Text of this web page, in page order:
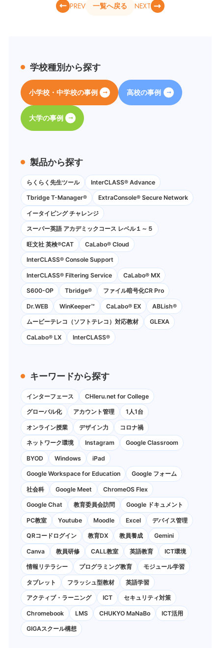
PREV 一覧へ戻る NEXT
学校種別から探す
小学校・中学校の事例 高校の事例
大学の事例
製品から探す
らくらく先生ツール InterCLASS® Advance
Tbridge T-Manager® ExtraConsole® Secure Network
イータイピング チャレンジ
スーパー英語 アカデミックコース レベル１～５
旺文社 英検®CAT CaLabo®︎ Cloud
InterCLASS®︎ Console Support
InterCLASS®︎ Filtering Service CaLabo® MX
S600-OP Tbridge® ファイル暗号化CR Pro
Dr.WEB WinKeeper™ CaLabo® EX ABLish®
ムービーテレコ（ソフトテレコ）対応教材 GLEXA
CaLabo® LX InterCLASS®
キーワードから探す
インターフェース CHIeru.net for College
グローバル化 アカウント管理 1人1台
オンライン授業 デザイン力 コロナ禍
ネットワーク環境 Instagram Google Classroom
BYOD Windows iPad
Google Workspace for Education Google フォーム
社会科 Google Meet ChromeOS Flex
Google Chat 教育委員会訪問 Google ドキュメント
PC教室 Youtube Moodle Excel デバイス管理
QRコードログイン 教育DX 教員養成 Gemini
Canva 教員研修 CALL教室 英語教育 ICT環境
情報リテラシー プログラミング教育 モジュール学習
タブレット フラッシュ型教材 英語学習
アクティブ・ラーニング ICT セキュリティ対策
Chromebook LMS CHUKYO MaNaBo ICT活用
GIGAスクール構想